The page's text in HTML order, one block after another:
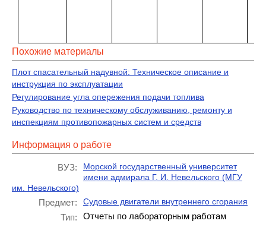
Похожие материалы
Плот спасательный надувной: Техническое описание и
инструкция по эксплуатации
Регулирование угла опережения подачи топлива
Руководство по техническому обслуживанию, ремонту и
инспекциям противопожарных систем и средств
Информация о работе
ВУЗ:
Морской государственный университет
имени адмирала Г. И. Невельского (МГУ
им. Невельского)
Предмет: Судовые двигатели внутреннего сгорания
Тип: Отчеты по лабораторным работам